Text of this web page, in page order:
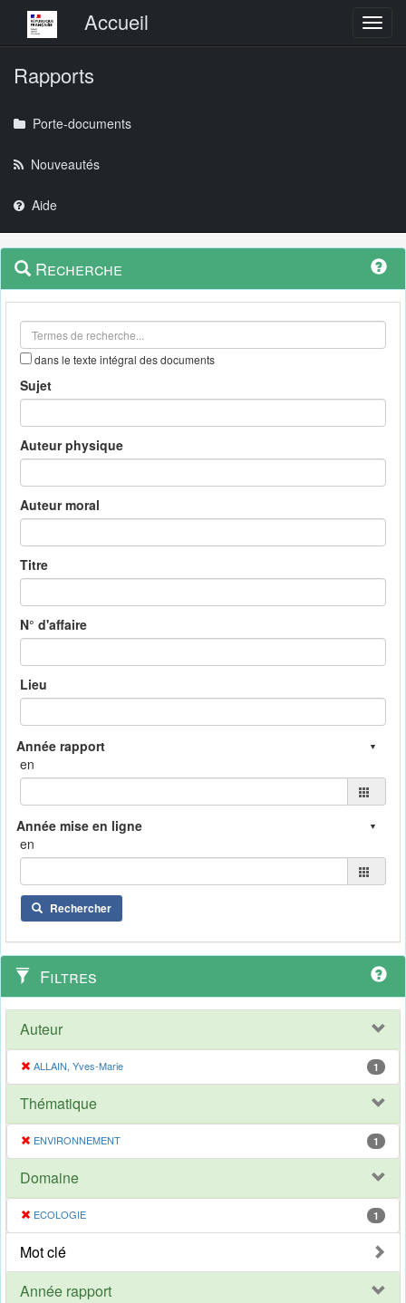
Menu principalAccueil
Rapports
Porte-documents
Nouveautés
Aide
Navigation
outils
Menu
contextuel
Recherche
dans le texte intégral des documents
Sujet
Auteur physique
Auteur moral
Titre
N° d'affaire
Lieu
en
en
Rechercher
Filtres
Auteur
ALLAIN, Yves-Marie 1
Thématique
ENVIRONNEMENT 1
Domaine
ECOLOGIE 1
Mot clé
Année rapport